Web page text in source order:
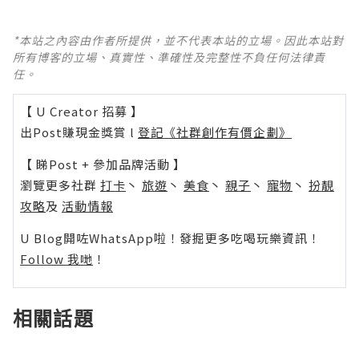
*本站之內容由作者所提供，並不代表本站的立場。因此本站對
所有博客的立場、真實性、準確性及完整性不負任何法律責
任。
【 U Creator 招募 】
出Post賺現金獎賞 l 登記《社群創作有價企劃》
【 睇Post + 參加品牌活動 】
瀏覽更多社群 打卡 丶 旅遊 丶 美食 丶 親子 丶 寵物 丶 扮靚
攻略及 活動情報
U Blog開咗WhatsApp啦！發掘更多吃喝玩樂資訊！
Follow 我哋 ！
相關話題